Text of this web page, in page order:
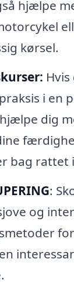
hjælpe
kørsel.
i en
dig
bag rattet
:
og